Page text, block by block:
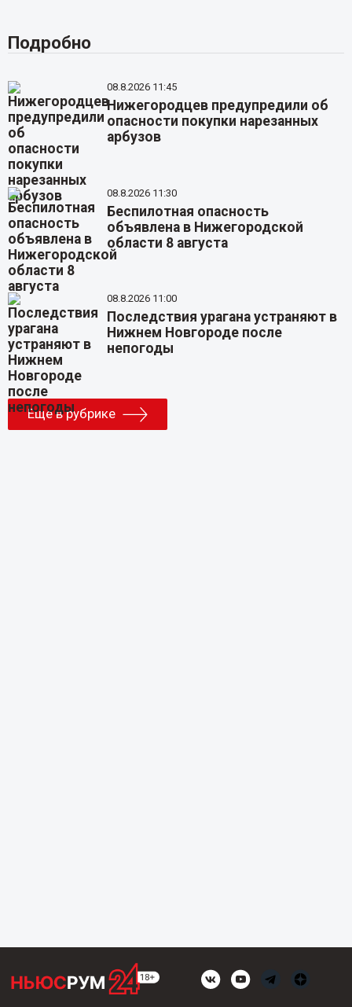
Подробно
08.8.2026 11:45
Нижегородцев предупредили об
опасности покупки нарезанных
арбузов
08.8.2026 11:30
Беспилотная опасность
объявлена в Нижегородской
области 8 августа
08.8.2026 11:00
Последствия урагана устраняют в
Нижнем Новгороде после
непогоды
Еще в рубрике